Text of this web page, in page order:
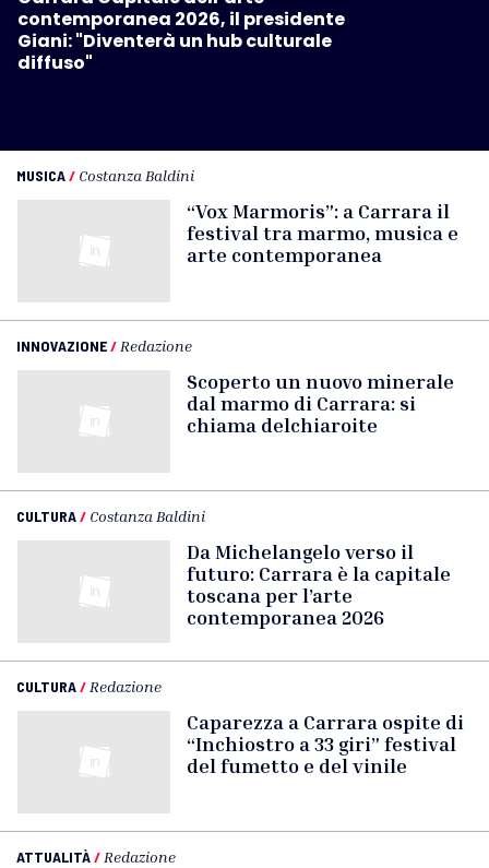
contemporanea 2026, il presidente
Giani: "Diventerà un hub culturale
diffuso"
MUSICA/ Costanza Baldini
“Vox Marmoris”: a Carrara il
festival tra marmo, musica e
arte contemporanea
INNOVAZIONE/ Redazione
Scoperto un nuovo minerale
dal marmo di Carrara: si
chiama delchiaroite
CULTURA/ Costanza Baldini
Da Michelangelo verso il
futuro: Carrara è la capitale
toscana per l’arte
contemporanea 2026
CULTURA/ Redazione
Caparezza a Carrara ospite di
“Inchiostro a 33 giri” festival
del fumetto e del vinile
ATTUALITÀ/ Redazione